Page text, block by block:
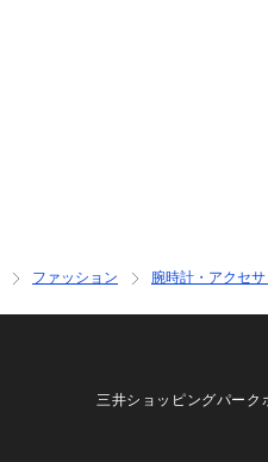
ファッション 腕時計・アクセサ
三井ショッピングパーク